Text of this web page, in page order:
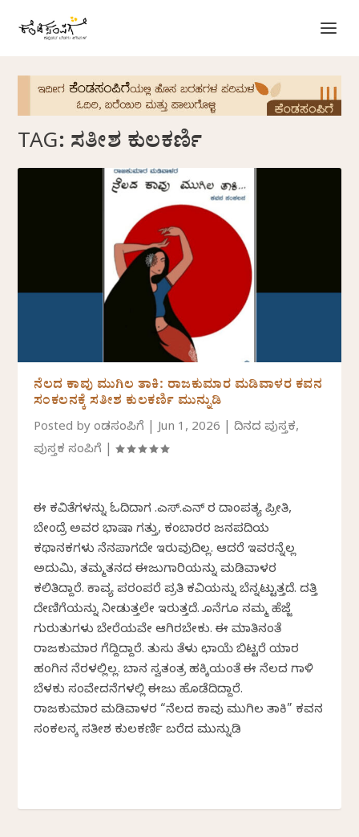
TAG: ಸತೀಶ ಕುಲಕರ್ಣಿ
ನೆಲದ ಕಾವು ಮುಗಿಲ ತಾಕಿ: ರಾಜಕುಮಾರ ಮಡಿವಾಳರ ಕವನ
ಸಂಕಲನಕ್ಕೆ ಸತೀಶ ಕುಲಕರ್ಣಿ ಮುನ್ನುಡಿ
Posted byಕೆಂಡಸಂಪಿಗೆ |Jun 1, 2026 |ದಿನದ ಪುಸ್ತಕ,
ಪುಸ್ತಕ ಸಂಪಿಗೆ |
ಈ ಕವಿತೆಗಳನ್ನು ಓದಿದಾಗ ಕೆ.ಎಸ್.ಎನ್ ರ ದಾಂಪತ್ಯ ಪ್ರೀತಿ,
ಬೇಂದ್ರೆ ಅವರ ಭಾಷಾ ಗತ್ತು, ಕಂಬಾರರ ಜನಪದಿಯ
ಕಥಾನಕಗಳು ನೆನಪಾಗದೇ ಇರುವುದಿಲ್ಲ. ಆದರೆ ಇವರನ್ನೆಲ್ಲ
ಅದುಮಿ, ತಮ್ಮತನದ ಈಜುಗಾರಿಕೆಯನ್ನು ಮಡಿವಾಳರ
ಕಲಿತಿದ್ದಾರೆ. ಕಾವ್ಯ ಪರಂಪರೆ ಪ್ರತಿ ಕವಿಯನ್ನು ಬೆನ್ನಟ್ಟುತ್ತದೆ. ದತ್ತಿ
ದೇಣಿಗೆಯನ್ನು ನೀಡುತ್ತಲೇ ಇರುತ್ತದೆ. ಕೊನೆಗೂ ನಮ್ಮ ಹೆಜ್ಜೆ
ಗುರುತುಗಳು ಬೇರೆಯವೇ ಆಗಿರಬೇಕು. ಈ ಮಾತಿನಂತೆ
ರಾಜಕುಮಾರ ಗೆದ್ದಿದ್ದಾರೆ. ತುಸು ತೆಳು ಛಾಯೆ ಬಿಟ್ಟರೆ ಯಾರ
ಹಂಗಿನ ನೆರಳಲ್ಲಿಲ್ಲ. ಬಾನ ಸ್ವತಂತ್ರ ಹಕ್ಕಿಯಂತೆ ಈ ನೆಲದ ಗಾಳಿ
ಬೆಳಕು ಸಂವೇದನೆಗಳಲ್ಲಿ ಈಜು ಹೊಡೆದಿದ್ದಾರೆ.
ರಾಜಕುಮಾರ ಮಡಿವಾಳರ “ನೆಲದ ಕಾವು ಮುಗಿಲ ತಾಕಿ” ಕವನ
ಸಂಕಲನಕ್ಕೆ ಸತೀಶ ಕುಲಕರ್ಣಿ ಬರೆದ ಮುನ್ನುಡಿ